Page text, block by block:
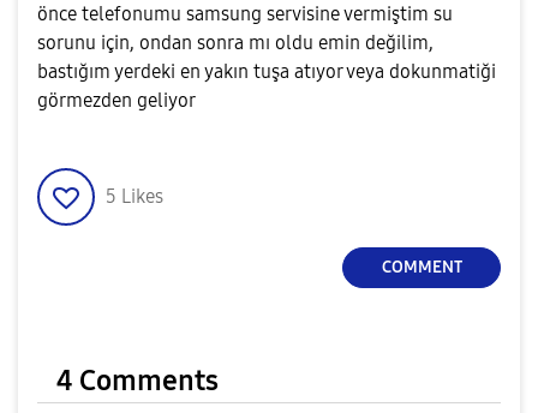
önce telefonumu samsung servisine vermiştim su
sorunu için, ondan sonra mı oldu emin değilim,
bastığım yerdeki en yakın tuşa atıyor veya dokunmatiği
görmezden geliyor
5 Likes
COMMENT
4 Comments